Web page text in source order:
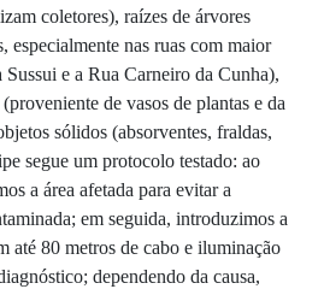
coletores), raízes de árvores
especialmente nas ruas com maior
e a Rua Carneiro da Cunha),
de vasos de plantas e da
sólidos (absorventes, fraldas,
segue um protocolo testado: ao
a área afetada para evitar a
em seguida, introduzimos a
até 80 metros de cabo e iluminação
dependendo da causa,